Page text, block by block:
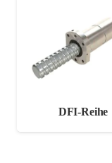
DFI-Reihe